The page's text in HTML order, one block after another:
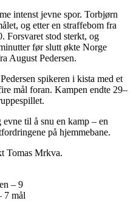
intenst jevne spor. Torbjørn
og etter en straffebom fra
Forsvaret stod sterkt, og
før slutt økte Norge
August Pedersen.
spikeren i kista med et
mål foran. Kampen endte 29–
til å snu en kamp – en
på hjemmebane.
Tomas Mrkva.
– 9
7 mål